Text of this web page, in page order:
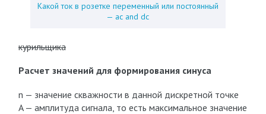
Какой ток в розетке переменный или постоянный
— ac and dc
курильщика
Расчет значений для формирования синуса
n — значение скважности в данной дискретной точке
A — амплитуда сигнала, то есть максимальное значение